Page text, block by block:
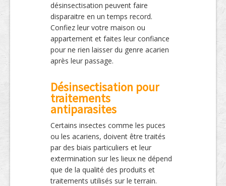
désinsectisation peuvent faire
disparaitre en un temps record.
Confiez leur votre maison ou
appartement et faites leur confiance
pour ne rien laisser du genre acarien
après leur passage.
Désinsectisation pour
traitements
antiparasites
Certains insectes comme les puces
ou les acariens, doivent être traités
par des biais particuliers et leur
extermination sur les lieux ne dépend
que de la qualité des produits et
traitements utilisés sur le terrain.